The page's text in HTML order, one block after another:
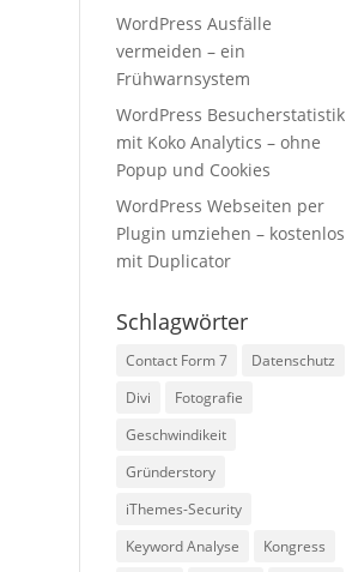
WordPress Ausfälle
vermeiden – ein
Frühwarnsystem
WordPress Besucherstatistik
mit Koko Analytics – ohne
Popup und Cookies
WordPress Webseiten per
Plugin umziehen – kostenlos
mit Duplicator
Schlagwörter
Contact Form 7
Datenschutz
Divi
Fotografie
Geschwindikeit
Gründerstory
iThemes-Security
Keyword Analyse
Kongress